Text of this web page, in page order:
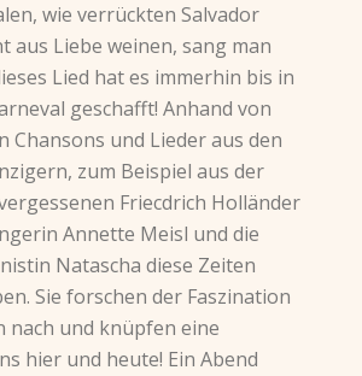
wie verrückten Salvador
aus Liebe weinen, sang man
Lied hat es immerhin bis in
geschafft! Anhand von
Chansons und Lieder aus den
zum Beispiel aus der
Friecdrich Holländer
Annette Meisl und die
Natascha diese Zeiten
Sie forschen der Faszination
nach und knüpfen eine
hier und heute! Ein Abend